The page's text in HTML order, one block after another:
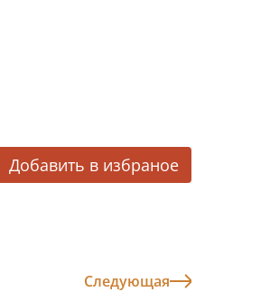
Добавить в избраное
Следующая